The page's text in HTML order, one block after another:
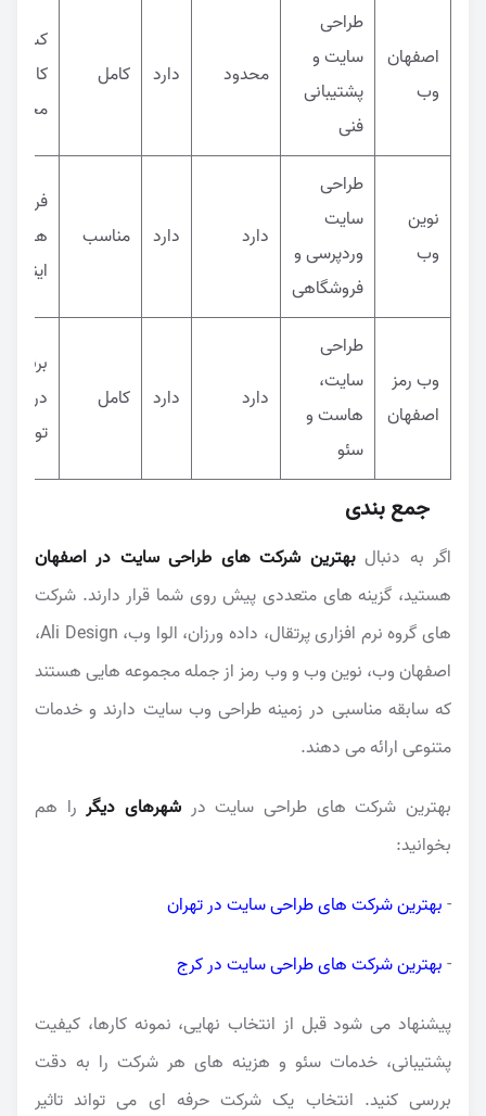
اصفهان
وب
طراحی
سایت و
پشتیبانی
فنی
محدود دارد کامل
کسب
کارهای
محلی
نوین
وب
طراحی
سایت
وردپرسی و
فروشگاهی
دارد دارد مناسب
های
وب رمز
اصفهان
طراحی
سایت،
هاست و
سئو
دارد دارد کامل
در حال
توسعه
جمع بندی
اگر به دنبالبهترین شرکت های طراحی سایت در اصفهان
هستید، گزینه های متعددی پیش روی شما قرار دارند. شرکت
های گروه نرم افزاری پرتقال، داده ورزان، الوا وب، Ali Design،
اصفهان وب، نوین وب و وب رمز از جمله مجموعه هایی هستند
که سابقه مناسبی در زمینه طراحی وب سایت دارند و خدمات
متنوعی ارائه می دهند.
بهترین شرکت های طراحی سایت در شهرهای دیگررا هم
بخوانید:
-بهترین شرکت های طراحی سایت در تهران
-بهترین شرکت های طراحی سایت در کرج
پیشنهاد می شود قبل از انتخاب نهایی، نمونه کارها، کیفیت
پشتیبانی، خدمات سئو و هزینه های هر شرکت را به دقت
بررسی کنید. انتخاب یک شرکت حرفه ای می تواند تاثیر